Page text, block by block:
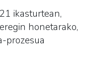
ikasturtean,
honetarako,
prozesua